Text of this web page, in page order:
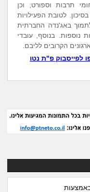
תרבות וספורט; וכן
לטובת הפעילויות
באג'נדה החברתית
נוספות. בנוסף, עובדי
הקרובים לליבם.
לפייסבוק פ"ת נטו